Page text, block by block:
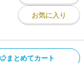
お気に入り
まとめてカート